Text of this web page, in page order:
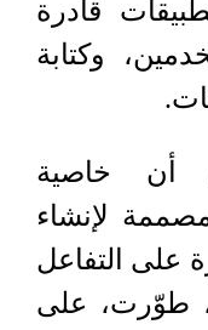
قادرة
وكتابة
أن خاصية
ريال تايم2" مصممة لإنشاء
على التفاعل
طوّرت، على